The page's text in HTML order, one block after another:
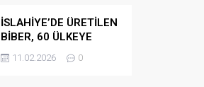
İSLAHİYE’DE ÜRETİLEN
BİBER, 60 ÜLKEYE
İHRAÇ EDİLİYOR
11.02.2026 0